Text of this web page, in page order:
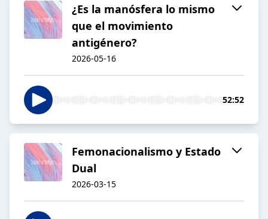
¿Es la manósfera lo mismo
que el movimiento
antigénero?
2026-05-16
52:52
Femonacionalismo y Estado
Dual
2026-03-15